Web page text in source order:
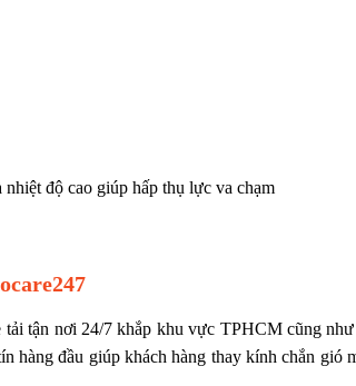
độ cao giúp hấp thụ lực va chạm
tận nơi 24/7 khắp khu vực TPHCM cũng như
hàng đầu giúp khách hàng thay kính chắn gió